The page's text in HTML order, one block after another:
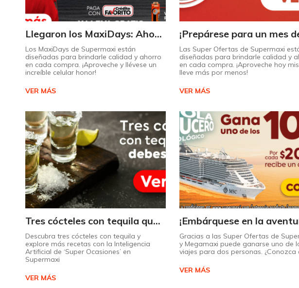
Llegaron los MaxiDays: Ahorre en sus marcas favoritas
Los MaxiDays de Supermaxi están
diseñadas para brindarle calidad y ahorro
en cada compra. ¡Aproveche y llévese un
increíble celular honor!
VER MÁS
Las Super Ofertas de Supermaxi
diseñadas para brindarle calidad y
en cada compra. ¡Aproveche hoy
lleve más por menos!
VER MÁS
Tres cócteles con tequila que no puede dejar de probar gracias a nuestra IA.
Descubra tres cócteles con tequila y
explore más recetas con la Inteligencia
Artificial de ‘Super Ocasiones’ en
Supermaxi
VER MÁS
Gracias a las Super Ofertas de
y Megamaxi puede ganarse uno de
viajes para dos personas. ¿Conozca
VER MÁS